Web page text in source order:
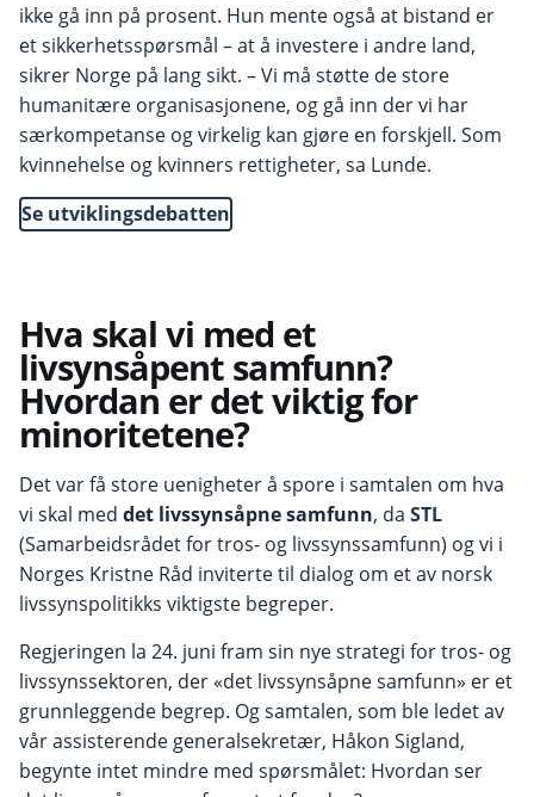
ikke gå inn på prosent. Hun mente også at bistand er
et sikkerhetsspørsmål – at å investere i andre land,
sikrer Norge på lang sikt. – Vi må støtte de store
humanitære organisasjonene, og gå inn der vi har
særkompetanse og virkelig kan gjøre en forskjell. Som
kvinnehelse og kvinners rettigheter, sa Lunde.
Se utviklingsdebatten
Hva skal vi med et
livsynsåpent samfunn?
Hvordan er det viktig for
minoritetene?
Det var få store uenigheter å spore i samtalen om hva
vi skal med det livssynsåpne samfunn, da STL
(Samarbeidsrådet for tros- og livssynssamfunn) og vi i
Norges Kristne Råd inviterte til dialog om et av norsk
livssynspolitikks viktigste begreper.
Regjeringen la 24. juni fram sin nye strategi for tros- og
livssynssektoren, der «det livssynsåpne samfunn» er et
grunnleggende begrep. Og samtalen, som ble ledet av
vår assisterende generalsekretær, Håkon Sigland,
begynte intet mindre med spørsmålet: Hvordan ser